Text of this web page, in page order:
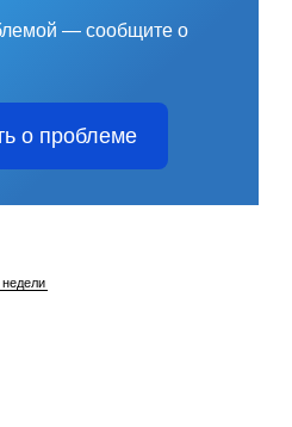
— сообщите о
о проблеме